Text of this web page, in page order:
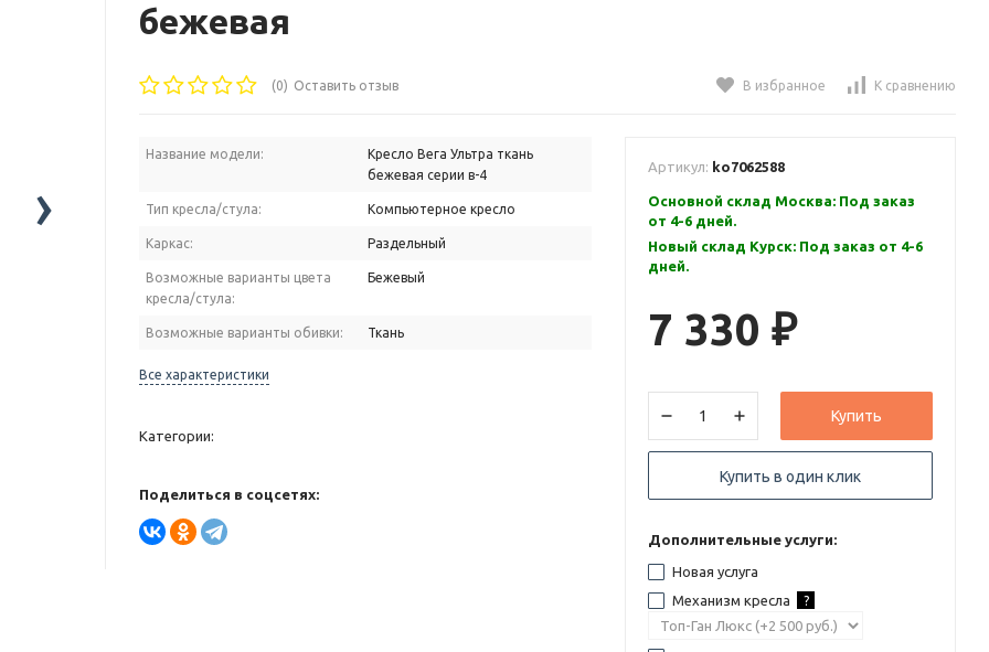
›
бежевая
(0) Оставить отзыв В избранное К сравнению
Название модели:
Кресло Вега Ультра ткань
бежевая серии в-4
Тип кресла/стула: Компьютерное кресло
Каркас: Раздельный
Возможные варианты цвета
кресла/стула:
Бежевый
Возможные варианты обивки: Ткань
Все характеристики
Категории:
Поделиться в соцсетях:
Артикул: ko7062588
Основной склад Москва: Под заказ
от 4-6 дней.
Новый склад Курск: Под заказ от 4-6
дней.
7 330 ₽
Купить
Купить в один клик
Дополнительные услуги:
Новая услуга
Механизм кресла
?